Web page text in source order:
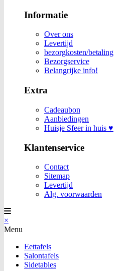
Informatie
Over ons
Levertijd
bezorgkosten/betaling
Bezorgservice
Belangrijke info!
Extra
Cadeaubon
Aanbiedingen
Huisje Sfeer in huis ♥
Klantenservice
Contact
Sitemap
Levertijd
Alg. voorwaarden
×
Menu
Eettafels
Salontafels
Sidetables